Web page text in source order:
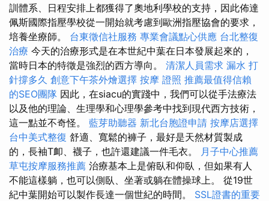
訓體系、日程安排上都獲得了奧地利學校的支持，因此佈達
佩斯國際指壓學校從一開始就考慮到歐洲指壓協會的要求，
培養坐療師。 台東徵信社服務 專業會議點心供應 台北整復
治療 今天的治療形式是在本世紀中葉在日本發展起來的，
當時日本的特徵是強烈的西方導向。 清潔人員需求 漏水 打
針撐多久 創意下午茶外燴選擇 按摩 證照 推薦最值得信賴
的SEO團隊 因此，在siacu的實踐中，我們可以從手法療法
以及他的理論、生理學和心理學參考中找到現代西方技術，
這一點並不奇怪。 藍芽助聽器 新北台胞證申請 按摩店選擇
台中美式整復 舒適、寬鬆的褲子，最好是天然材質製成
的，長袖T卹、襪子，也許還建議一件毛衣。 月子中心推薦
草屯按摩服務推薦 治療基本上是俯臥和仰臥，但如果有人
不能這樣躺，也可以側臥、坐著或躺在體操球上。 從19世
紀中葉開始可以製作長達一個世紀的時間。 SSL證書的重要